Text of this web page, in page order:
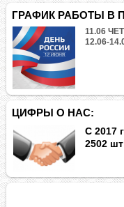
ГРАФИК РАБОТЫ В
11.06
12.06-
ЦИФРЫ О НАС:
С 2017
2502